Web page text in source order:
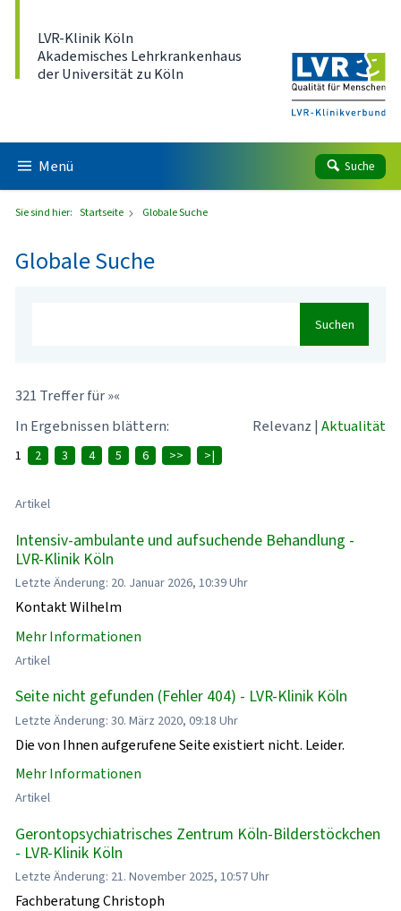
LVR-Klinik Köln
Akademisches Lehrkrankenhaus
der Universität zu Köln
Menü Suche
Sie sind hier: Startseite Globale Suche
Globale Suche
Suchen
321 Treffer für »«
In Ergebnissen blättern:
Relevanz | Aktualität
1 2 3 4 5 6 >> >|
Artikel
Intensiv-ambulante und aufsuchende Behandlung -
LVR-Klinik Köln
Letzte Änderung: 20. Januar 2026, 10:39 Uhr
Kontakt Wilhelm
Mehr Informationen
Artikel
Seite nicht gefunden (Fehler 404) - LVR-Klinik Köln
Letzte Änderung: 30. März 2020, 09:18 Uhr
Die von Ihnen aufgerufene Seite existiert nicht. Leider.
Mehr Informationen
Artikel
Gerontopsychiatrisches Zentrum Köln-Bilderstöckchen
- LVR-Klinik Köln
Letzte Änderung: 21. November 2025, 10:57 Uhr
Fachberatung Christoph